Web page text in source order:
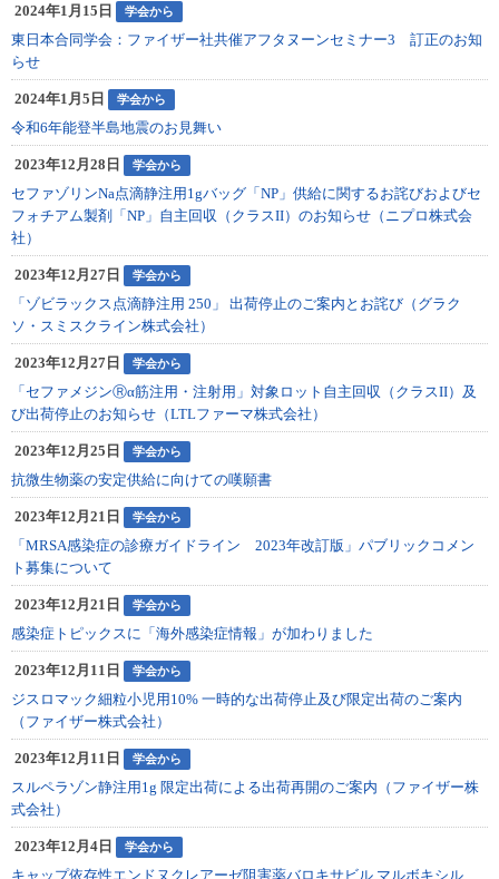
2024年1月15日 学会から
東日本合同学会：ファイザー社共催アフタヌーンセミナー3 訂正のお知
らせ
2024年1月5日 学会から
令和6年能登半島地震のお見舞い
2023年12月28日 学会から
セファゾリンNa点滴静注用1gバッグ「NP」供給に関するお詫びおよびセ
フォチアム製剤「NP」自主回収（クラスII）のお知らせ（ニプロ株式会
社）
2023年12月27日 学会から
「ゾビラックス点滴静注用 250」 出荷停止のご案内とお詫び（グラク
ソ・スミスクライン株式会社）
2023年12月27日 学会から
「セファメジンⓇα筋注用・注射用」対象ロット自主回収（クラスII）及
び出荷停止のお知らせ（LTLファーマ株式会社）
2023年12月25日 学会から
抗微生物薬の安定供給に向けての嘆願書
2023年12月21日 学会から
「MRSA感染症の診療ガイドライン 2023年改訂版」パブリックコメン
ト募集について
2023年12月21日 学会から
感染症トピックスに「海外感染症情報」が加わりました
2023年12月11日 学会から
ジスロマック細粒小児用10% 一時的な出荷停止及び限定出荷のご案内
（ファイザー株式会社）
2023年12月11日 学会から
スルペラゾン静注用1g 限定出荷による出荷再開のご案内（ファイザー株
式会社）
2023年12月4日 学会から
キャップ依存性エンドヌクレアーゼ阻害薬バロキサビル マルボキシル